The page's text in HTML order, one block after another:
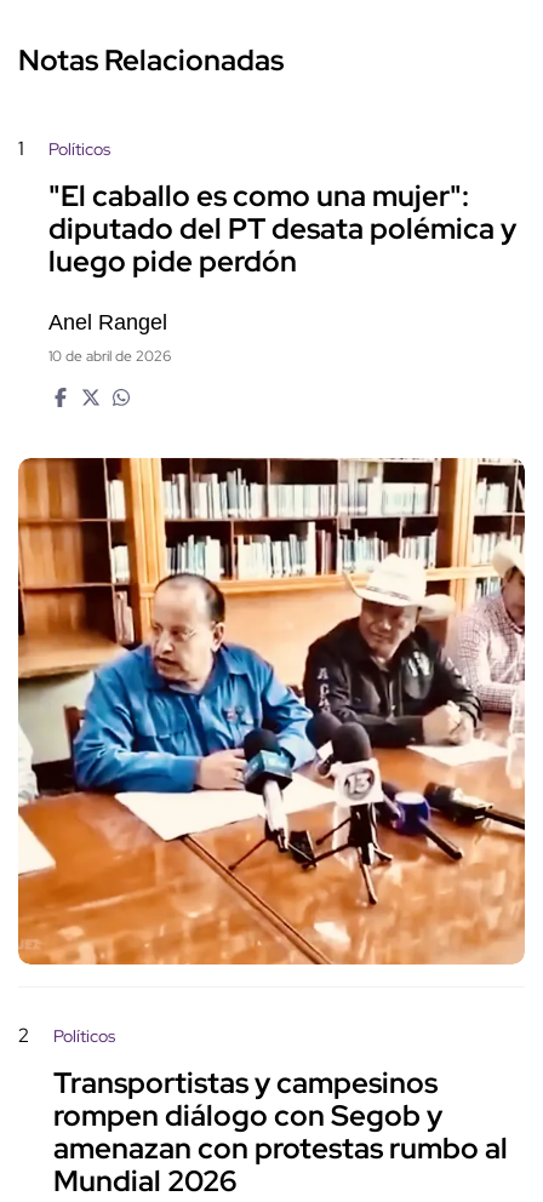
Notas Relacionadas
1 Políticos
"El caballo es como una mujer":
diputado del PT desata polémica y
luego pide perdón
Anel Rangel
10 de abril de 2026
2 Políticos
Transportistas y campesinos
rompen diálogo con Segob y
amenazan con protestas rumbo al
Mundial 2026